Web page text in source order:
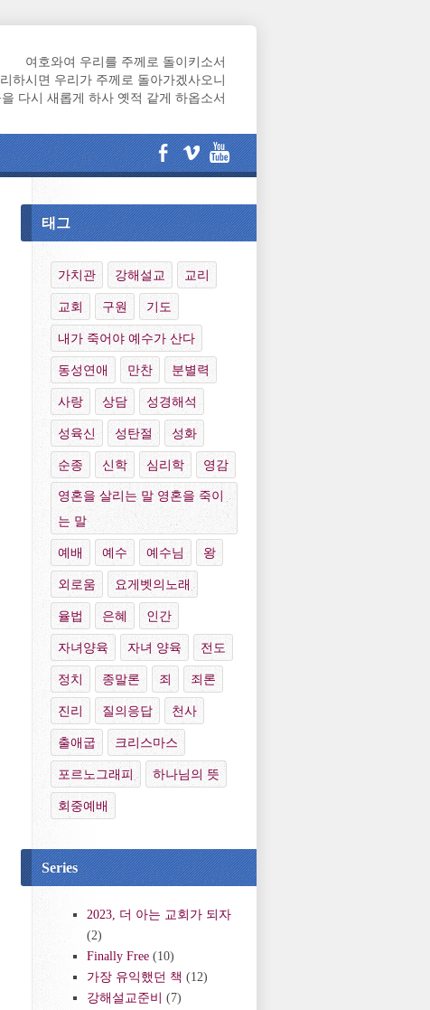
여호와여 우리를 주께로 돌이키소서
하시면 우리가 주께로 돌아가겠사오니
다시 새롭게 하사 옛적 같게 하옵소서
태그
가치관 강해설교 교리
교회 구원 기도
내가 죽어야 예수가 산다
동성연애 만찬 분별력
사랑 상담 성경해석
성육신 성탄절 성화
순종 신학 심리학 영감
영혼을 살리는 말 영혼을 죽이
는 말
예배 예수 예수님 왕
외로움 요게벳의노래
율법 은혜 인간
자녀양육 자녀 양육 전도
정치 종말론 죄 죄론
진리 질의응답 천사
출애굽 크리스마스
포르노그래피 하나님의 뜻
회중예배
Series
2023, 더 아는 교회가 되자
(2)
Finally Free (10)
가장 유익했던 책 (12)
강해설교준비 (7)